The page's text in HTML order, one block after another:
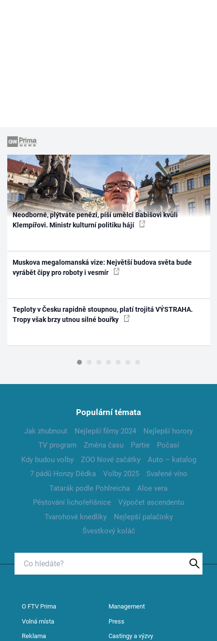
Neodborné, plýtváte penězi, píší umělci Babišovi kvůli
Klempířovi. Ministr kulturní politiku hájí
Muskova megalomanská vize: Největší budova světa bude
vyrábět čipy pro roboty i vesmír
Teploty v Česku rapidně stoupnou, platí trojitá VÝSTRAHA.
Tropy však brzy utnou silné bouřky
Populární témata
Jak zhubnout Nejlepší filmy 2024
Nejlepší horory
TV program
Změna času Partie
Počasí
Kdy budou volby
ZOO Nové začátky
Auto – katalog
7 pádů Honzy Dědka
Volby 2025
Svařené víno
Tatarák podle Pohlreicha
Aloe vera
Pěstování lichořeřišnice
Výpočet ascendentu
Tvarohové knedlíky
Nejlepší palačinky
Švestkový koláč
O FTV Prima Management
Volná místa Press
Reklama Castingy a výzvy